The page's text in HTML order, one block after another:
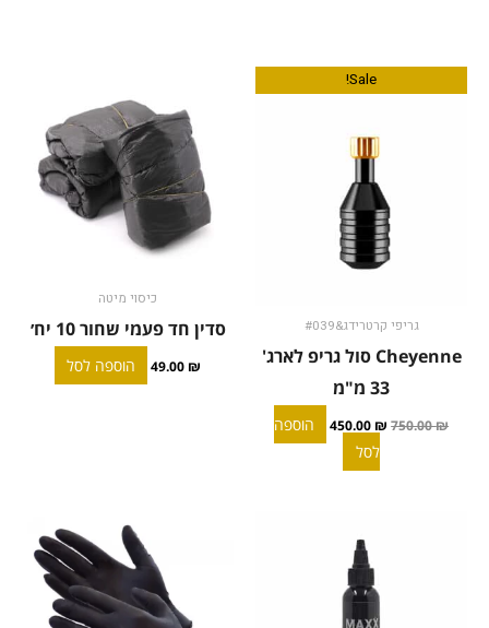
Sale!
גריפי קרטרידג&#039
Cheyenne סול גריפ לארג'
33 מ"מ
750.00₪
המחיר
המקורי
450.00 ₪
הנוכחי
הוספה
לסל
כיסוי מיטה
סדין חד פעמי שחור 10 יח׳
49.00 ₪ הוספה לסל